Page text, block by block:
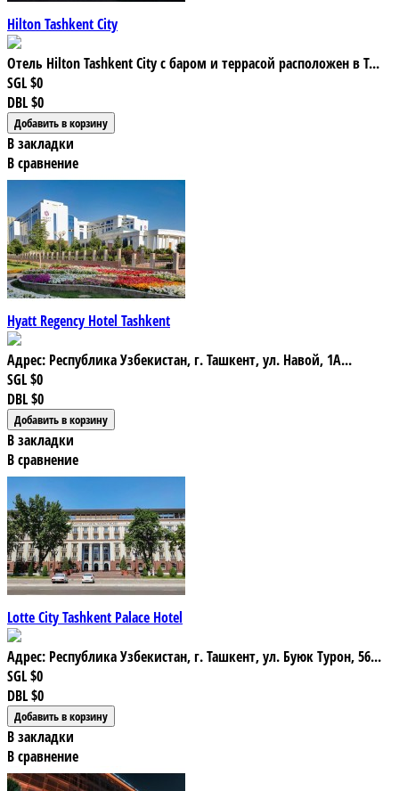
Hilton Tashkent City
Отель Hilton Tashkent City с баром и террасой расположен в Т...
SGL$0
DBL$0
В закладки
В сравнение
Hyatt Regency Hotel Tashkent
Адрес: Республика Узбекистан, г. Ташкент, ул. Навой, 1А...
SGL$0
DBL$0
В закладки
В сравнение
Lotte City Tashkent Palace Hotel
Адрес: Республика Узбекистан, г. Ташкент, ул. Буюк Турон, 56...
SGL$0
DBL$0
В закладки
В сравнение